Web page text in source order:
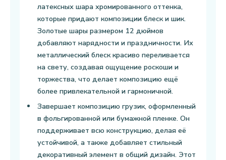
латексных шара хромированного оттенка,
которые придают композиции блеск и шик.
Золотые шары размером 12 дюймов
добавляют нарядности и праздничности. Их
металлический блеск красиво переливается
на свету, создавая ощущение роскоши и
торжества, что делает композицию ещё
более привлекательной и гармоничной.
Завершает композицию грузик, оформленный
в фольгированной или бумажной пленке. Он
поддерживает всю конструкцию, делая её
устойчивой, а также добавляет стильный
декоративный элемент в общий дизайн. Этот